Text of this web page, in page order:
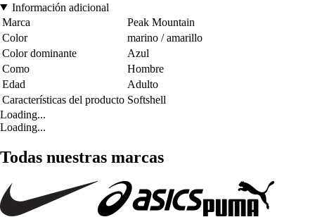
Información adicional
Marca
Peak Mountain
Color
marino / amarillo
Color dominante
Azul
Como
Hombre
Edad
Adulto
Características del producto Softshell
Loading...
Loading...
Todas nuestras marcas